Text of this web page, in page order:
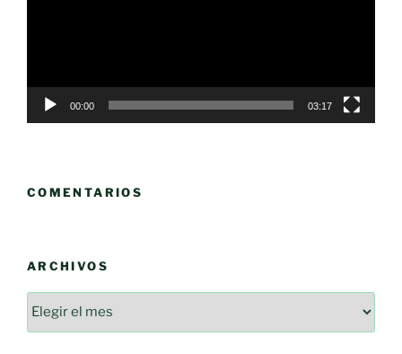
00:00 03:17
COMENTARIOS
ARCHIVOS
Archivos